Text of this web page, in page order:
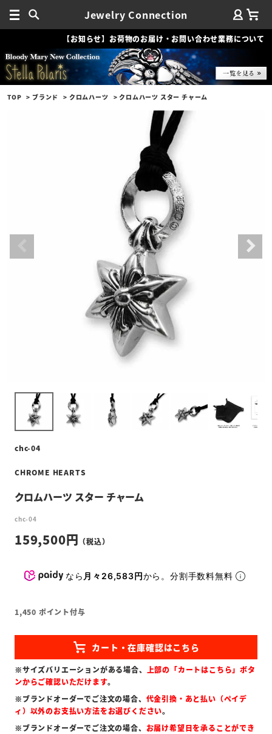
Jewelry Connection
【お知らせ】お荷物のお届け・お問い合わせ業務について
TOP ブランド クロムハーツ クロムハーツ スター チャーム
chc-04
CHROME HEARTS
クロムハーツ スター チャーム
chc-04
159,500
なら 月々26,583円から。分割手数料無料
1,450 ポイント付与
※サイズバリエーションがある場合、 上部の「カートはこちら」ボタ
ンからご確認いただけます。
※ブランドオーダーでご注文の場合、 代金引換・あと払い（ペイデ
ィ）以外のお支払い方法をお選びください。
※ブランドオーダーでご注文の場合、 お届け希望日を承ることができ